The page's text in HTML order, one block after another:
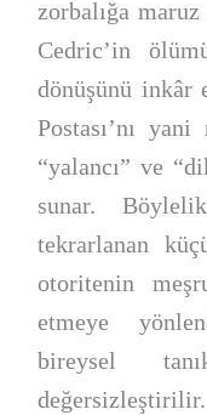
zorbalığa
Cedric’in
dönüşünü inkâr
Postası’nı
“yalancı” ve
sunar.
tekrarlanan
otoritenin
etmeye
bireysel